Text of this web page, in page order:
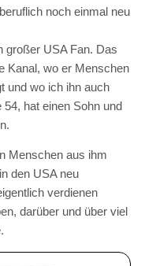
noch einmal neu
großer USA Fan. Das
Kanal, wo er Menschen
und wo ich ihn auch
hat einen Sohn und
Menschen aus ihm
den USA neu
verdienen
darüber und über viel